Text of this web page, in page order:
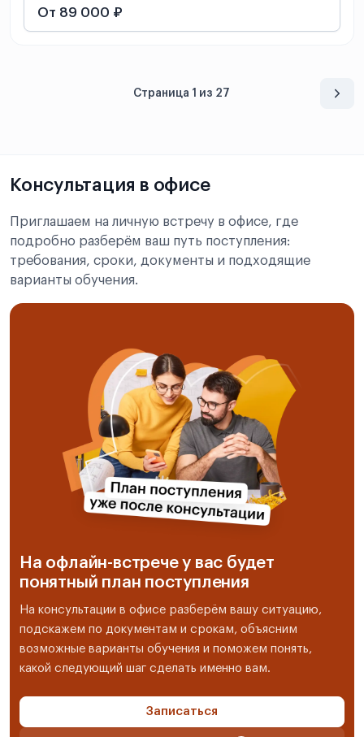
От 89 000 ₽
Страница 1 из 27
Консультация в офисе
Приглашаем на личную встречу в офисе, где
подробно разберём ваш путь поступления:
требования, сроки, документы и подходящие
варианты обучения.
На офлайн-встрече у вас будет
понятный план поступления
На консультации в офисе разберём вашу ситуацию,
подскажем по документам и срокам, объясним
возможные варианты обучения и поможем понять,
какой следующий шаг сделать именно вам.
Записаться